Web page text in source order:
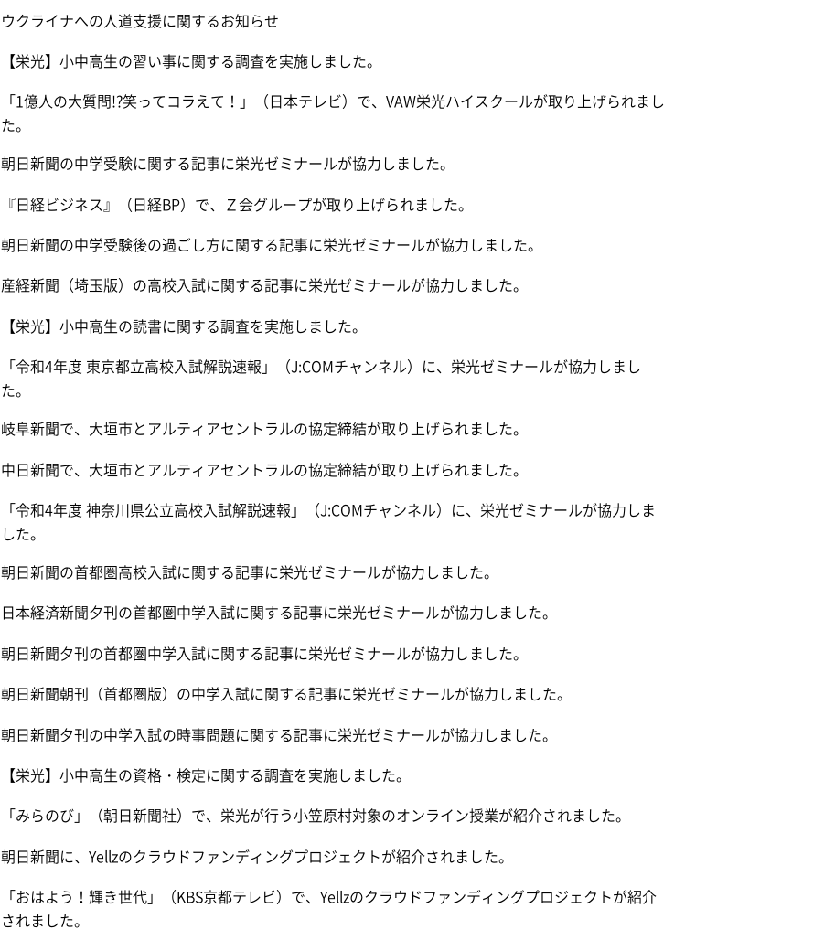
ウクライナへの人道支援に関するお知らせ
【栄光】小中高生の習い事に関する調査を実施しました。
「1億人の大質問!?笑ってコラえて！」（日本テレビ）で、VAW栄光ハイスクールが取り上げられまし
た。
朝日新聞の中学受験に関する記事に栄光ゼミナールが協力しました。
『日経ビジネス』（日経BP）で、Ｚ会グループが取り上げられました。
朝日新聞の中学受験後の過ごし方に関する記事に栄光ゼミナールが協力しました。
産経新聞（埼玉版）の高校入試に関する記事に栄光ゼミナールが協力しました。
【栄光】小中高生の読書に関する調査を実施しました。
「令和4年度 東京都立高校入試解説速報」（J:COMチャンネル）に、栄光ゼミナールが協力しまし
た。
岐阜新聞で、大垣市とアルティアセントラルの協定締結が取り上げられました。
中日新聞で、大垣市とアルティアセントラルの協定締結が取り上げられました。
「令和4年度 神奈川県公立高校入試解説速報」（J:COMチャンネル）に、栄光ゼミナールが協力しま
した。
朝日新聞の首都圏高校入試に関する記事に栄光ゼミナールが協力しました。
日本経済新聞夕刊の首都圏中学入試に関する記事に栄光ゼミナールが協力しました。
朝日新聞夕刊の首都圏中学入試に関する記事に栄光ゼミナールが協力しました。
朝日新聞朝刊（首都圏版）の中学入試に関する記事に栄光ゼミナールが協力しました。
朝日新聞夕刊の中学入試の時事問題に関する記事に栄光ゼミナールが協力しました。
【栄光】小中高生の資格・検定に関する調査を実施しました。
「みらのび」（朝日新聞社）で、栄光が行う小笠原村対象のオンライン授業が紹介されました。
朝日新聞に、Yellzのクラウドファンディングプロジェクトが紹介されました。
「おはよう！輝き世代」（KBS京都テレビ）で、Yellzのクラウドファンディングプロジェクトが紹介
されました。